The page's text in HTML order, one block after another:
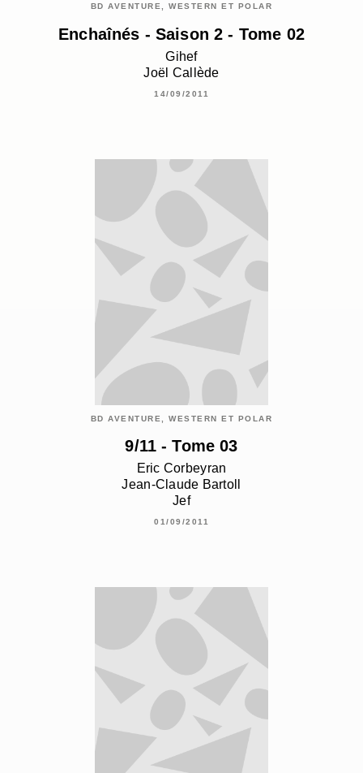
BD AVENTURE, WESTERN ET POLAR
Enchaînés - Saison 2 - Tome 02
Gihef
Joël Callède
14/09/2011
BD AVENTURE, WESTERN ET POLAR
9/11 - Tome 03
Eric Corbeyran
Jean-Claude Bartoll
Jef
01/09/2011